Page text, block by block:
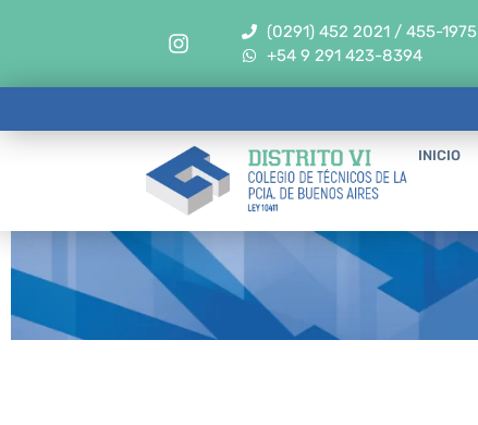
(0291) 452 2021 / 455-1975
+54 9 291 423-8394
INICIO